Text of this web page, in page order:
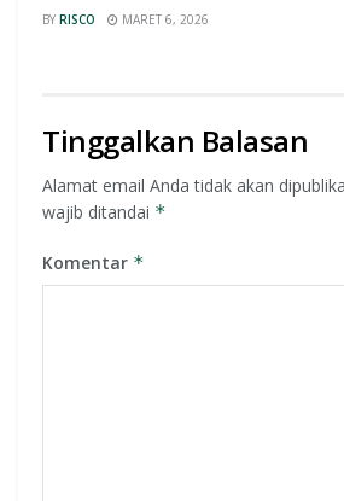
BY RISCO MARET 6, 2026
Tinggalkan Balasan
Alamat email Anda tidak akan
wajib ditandai *
Komentar *